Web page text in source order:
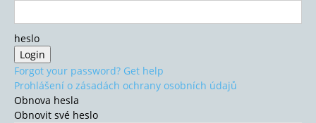
heslo
Forgot your password? Get help
Prohlášení o zásadách ochrany osobních údajů
Obnova hesla
Obnovit své heslo